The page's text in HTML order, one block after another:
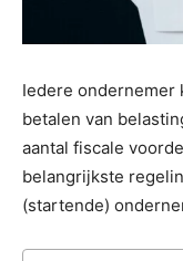
Iedere ondernemer
betalen van
aantal fiscale
belangrijkste
(startende)